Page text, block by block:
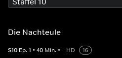
Die Nachteule
S10 Ep.1 • 40 Min. • HD
16